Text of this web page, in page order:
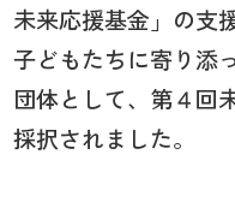
未来応援基金」の支
子どもたちに寄り添
団体として、第４回
採択されました。